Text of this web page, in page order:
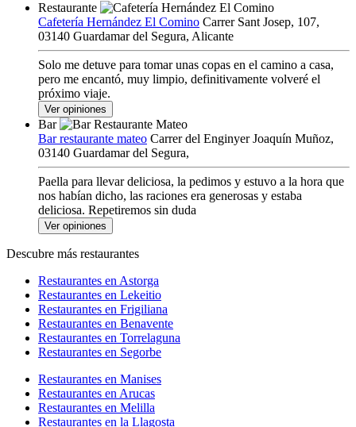
Restaurante
Cafetería Hernández El Comino Carrer Sant Josep, 107,
03140 Guardamar del Segura, Alicante
Solo me detuve para tomar unas copas en el camino a casa,
pero me encantó, muy limpio, definitivamente volveré el
próximo viaje.
Ver opiniones
Bar
Bar restaurante mateo Carrer del Enginyer Joaquín Muñoz,
03140 Guardamar del Segura,
Paella para llevar deliciosa, la pedimos y estuvo a la hora que
nos habían dicho, las raciones era generosas y estaba
deliciosa. Repetiremos sin duda
Ver opiniones
Descubre más restaurantes
Restaurantes en Astorga
Restaurantes en Lekeitio
Restaurantes en Frigiliana
Restaurantes en Benavente
Restaurantes en Torrelaguna
Restaurantes en Segorbe
Restaurantes en Manises
Restaurantes en Arucas
Restaurantes en Melilla
Restaurantes en la Llagosta